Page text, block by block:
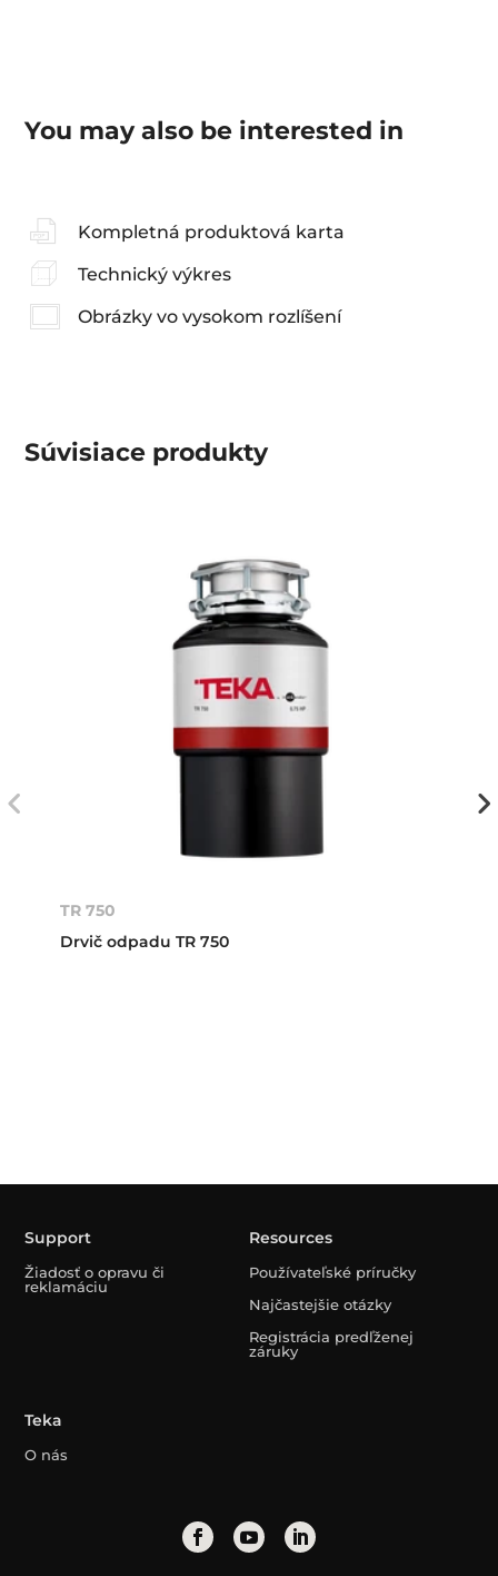
You may also be interested in
Kompletná produktová karta
Technický výkres
Obrázky vo vysokom rozlíšení
Súvisiace produkty
TR 750
Drvič odpadu TR 750
Support
Žiadosť o opravu či
reklamáciu
Resources
Používateľské príručky
Najčastejšie otázky
Registrácia predľženej
záruky
Teka
O nás